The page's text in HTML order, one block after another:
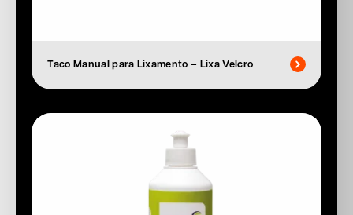
Taco Manual para Lixamento – Lixa Velcro